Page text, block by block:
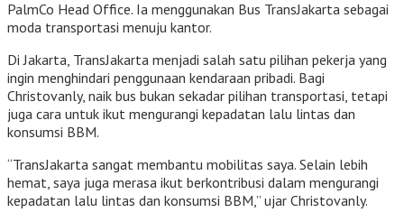
PalmCo Head Office. Ia menggunakan Bus TransJakarta sebagai
moda transportasi menuju kantor.
Di Jakarta, TransJakarta menjadi salah satu pilihan pekerja yang
ingin menghindari penggunaan kendaraan pribadi. Bagi
Christovanly, naik bus bukan sekadar pilihan transportasi, tetapi
juga cara untuk ikut mengurangi kepadatan lalu lintas dan
konsumsi BBM.
“TransJakarta sangat membantu mobilitas saya. Selain lebih
hemat, saya juga merasa ikut berkontribusi dalam mengurangi
kepadatan lalu lintas dan konsumsi BBM,” ujar Christovanly.